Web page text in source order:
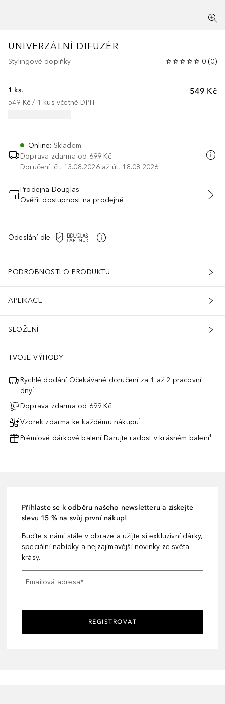
UNIVERZÁLNÍ DIFUZÉR
Stylingové doplňky 0 (0)
549 Kč
1 ks.
549 Kč / 1 kus včetně DPH
Online: Skladem
Doprava zdarma od 699 Kč
Doručení: čt, 13.08.2026 až út, 18.08.2026
PŘIDAT DO KOŠÍKU
Prodejna Douglas
Ověřit dostupnost na prodejně
Odeslání dle
PODROBNOSTI O PRODUKTU
APLIKACE
SLOŽENÍ
TVOJE VÝHODY
Rychlé dodání Očekávané doručení za 1 až 2 pracovní
dny¹
Doprava zdarma od 699 Kč
Vzorek zdarma ke každému nákupu¹
Prémiové dárkové balení Darujte radost v krásném balení¹
Přihlaste se k odběru našeho newsletteru a získejte
slevu 15 % na svůj první nákup!
Buďte s námi stále v obraze a užijte si exkluzivní dárky,
speciální nabídky a nejzajímavější novinky ze světa
krásy.
Emailová adresa*
REGISTROVAT